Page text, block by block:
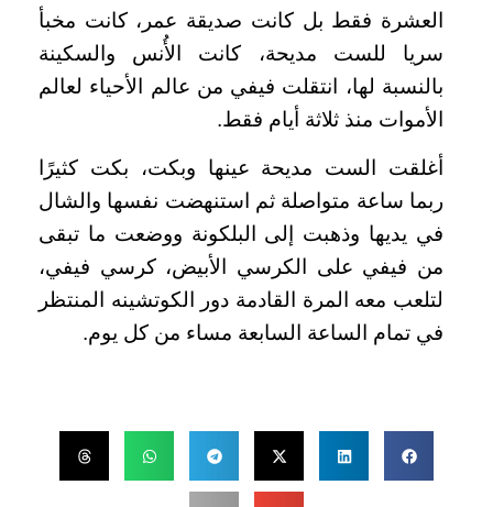
العشرة فقط بل كانت صديقة عمر، كانت مخبأ
سريا للست مديحة، كانت الأُنس والسكينة
بالنسبة لها، انتقلت فيفي من عالم الأحياء لعالم
الأموات منذ ثلاثة أيام فقط.
أغلقت الست مديحة عينها وبكت، بكت كثيرًا
ربما ساعة متواصلة ثم استنهضت نفسها والشال
في يديها وذهبت إلى البلكونة ووضعت ما تبقى
من فيفي على الكرسي الأبيض، كرسي فيفي،
لتلعب معه المرة القادمة دور الكوتشينه المنتظر
في تمام الساعة السابعة مساء من كل يوم.